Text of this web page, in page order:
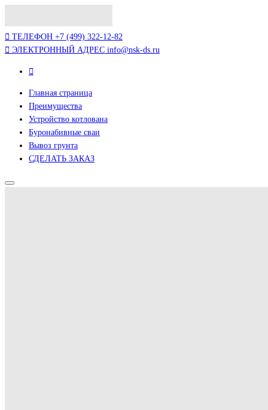
ТЕЛЕФОН +7 (499) 322-12-82
ЭЛЕКТРОННЫЙ АДРЕС info@nsk-ds.ru
Главная страница
Преимущества
Устройство котлована
Буронабивные сваи
Вывоз грунта
СДЕЛАТЬ ЗАКАЗ